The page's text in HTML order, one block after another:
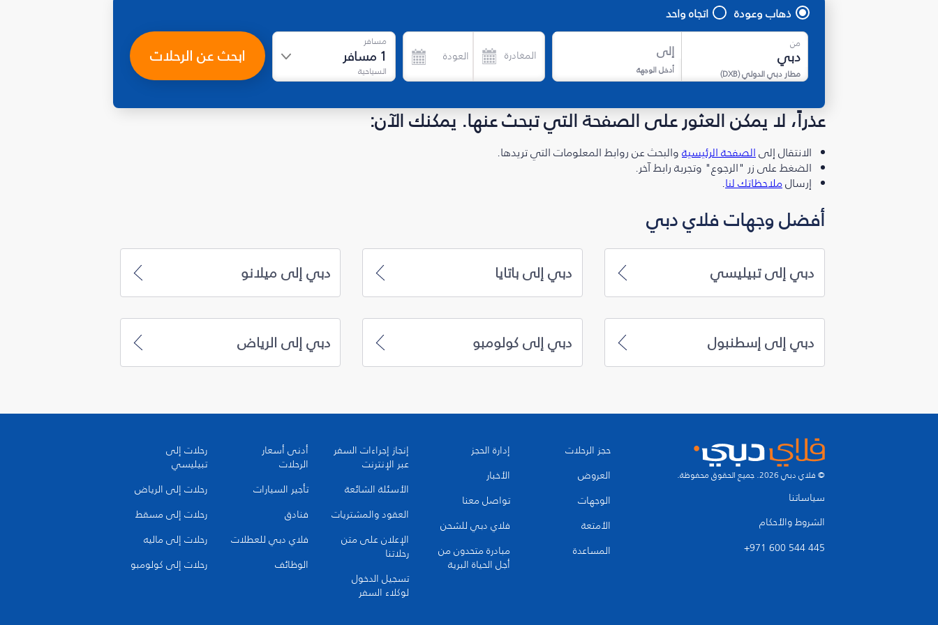
ذهاب وعودة اتجاه واحد
من
مطار دبي الدولي(
DXB
)
إلى
أدخل الوجهة
المغادرة العودة
مسافر
1 مسافر
السياحية
ابحث عن الرحلات
عذراً، لا يمكن العثور على الصفحة التي تبحث عنها. يمكنك الآن:
الانتقال إلى الصفحة الرئيسية والبحث عن روابط المعلومات التي تريدها.
الضغط على زر "الرجوع" وتجربة رابط آخر.
إرسالملاحظاتك لنا.
أفضل وجهات فلاي دبي
دبي إلى تبيليسي دبي إلى باتايا دبي إلى ميلانو
دبي إلى إسطنبول دبي إلى كولومبو دبي إلى الرياض
© فلاي دبي 2026. جميع الحقوق محفوظة.
سياساتنا
الشروط والأحكام
+971 600 544 445
حجز الرحلات
العروض
الوجهات
الأمتعة
المساعدة
إدارة الحجز
الأخبار
تواصل معنا
فلاي دبي للشحن
مبادرة متحدون من
أجل الحياة البرية
إنجاز إجراءات السفر
عبر الإنترنت
الأسئلة الشائعة
العقود والمشتريات
الإعلان على متن
رحلاتنا
تسجيل الدخول
لوكلاء السفر
أدنى أسعار
الرحلات
تأجير السيارات
فنادق
فلاي دبي للعطلات
الوظائف
رحلات إلى
تبيليسي
رحلات إلى الرياض
رحلات إلى مسقط
رحلات إلى ماليه
رحلات إلى كولومبو